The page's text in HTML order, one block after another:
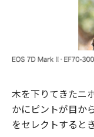
木を下りてきたニ
かにピントが目か
をセレクトすると